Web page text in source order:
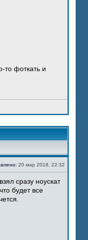
то фоткать и
20 мар 2018, 22:32
сразу ноускат
будет все